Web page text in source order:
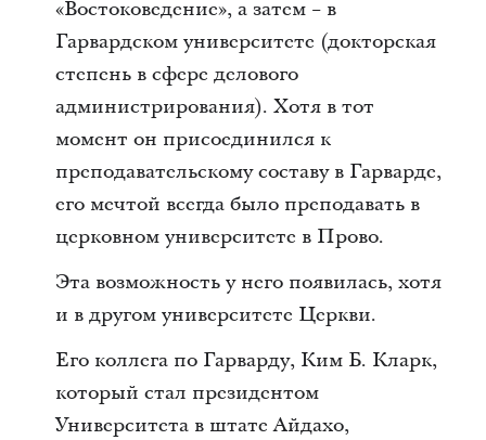
«Востоковедение», а затем − в
Гарвардском университете (докторская
степень в сфере делового
администрирования). Хотя в тот
момент он присоединился к
преподавательскому составу в Гарварде,
его мечтой всегда было преподавать в
церковном университете в Прово.
Эта возможность у него появилась, хотя
и в другом университете Церкви.
Его коллега по Гарварду, Ким Б. Кларк,
который стал президентом
Университета в штате Айдахо,